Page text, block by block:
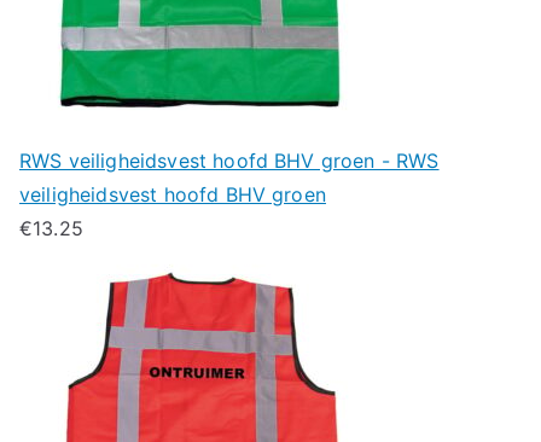
RWS veiligheidsvest hoofd BHV groen - RWS
veiligheidsvest hoofd BHV groen
€13.25